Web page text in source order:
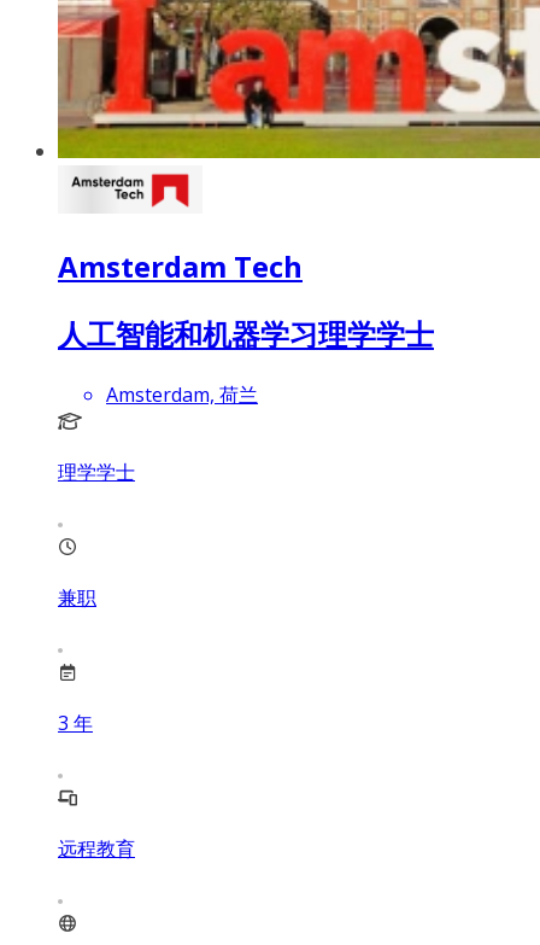
Amsterdam Tech
人工智能和机器学习理学学士
Amsterdam, 荷兰
理学学士
兼职
3 年
远程教育